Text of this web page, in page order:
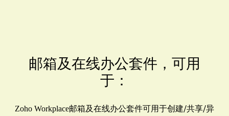
邮箱及在线办公套件，可用
于：
Zoho Workplace邮箱及在线办公套件可用于创建/共享/异